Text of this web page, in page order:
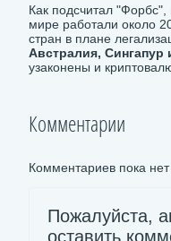
Как подсчитал
мире работали около
стран в плане
Австралия,
узаконены и
Комментарии
Комментариев пока нет
Пожалуйста,
оставить